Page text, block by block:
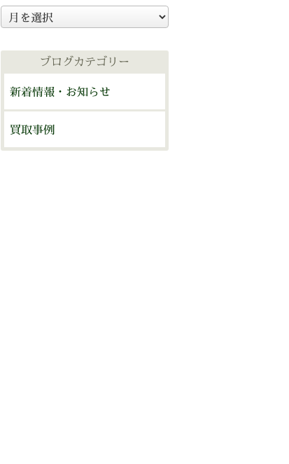
ア
ー
ブ
ブログカテゴリー
新着情報・お知らせ
買取事例